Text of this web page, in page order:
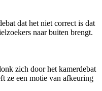
dat het niet correct is dat
naar buiten brengt.
zich door het kamerdebat
ze een motie van afkeuring